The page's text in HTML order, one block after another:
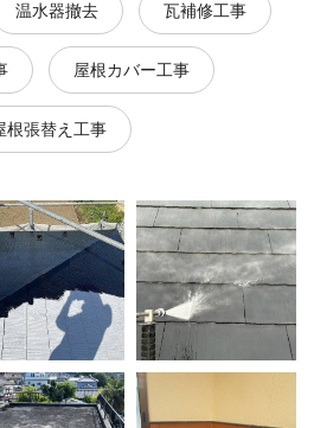
温水器撤去 瓦補修工事
屋根カバー工事
根張替え工事